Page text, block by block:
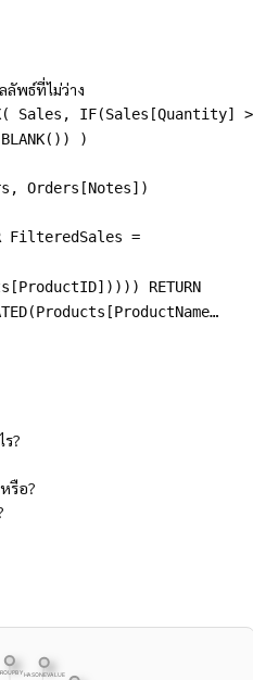
พธ์ที่ไม่ว่าง
Sales, IF(Sales[Quantity] >
)
Orders[Notes])
FilteredSales =
RETURN
ร?
รือ?